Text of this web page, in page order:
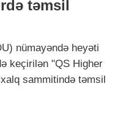
təmsil
nümayəndə heyəti
keçirilən "QS Higher
sammitində təmsil